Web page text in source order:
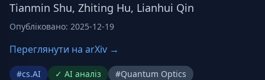
Tianmin Shu, Zhiting Hu, Lianhui Qin
Опубліковано: 2025-12-19
Переглянути на arXiv →
#cs.AI ✓ AI аналіз #Quantum Optics